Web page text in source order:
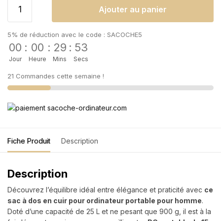
Ajouter au panier
5% de réduction avec le code : SACOCHE5
00
Jour
: 00
Heure
: 29
Mins
: 53
Secs
21 Commandes cette semaine !
Fiche Produit Description
Description
Découvrez l’équilibre idéal entre élégance et praticité avec ce
sac à dos en cuir pour ordinateur portable pour homme.
Doté d’une capacité de 25 L et ne pesant que 900 g, il est à la